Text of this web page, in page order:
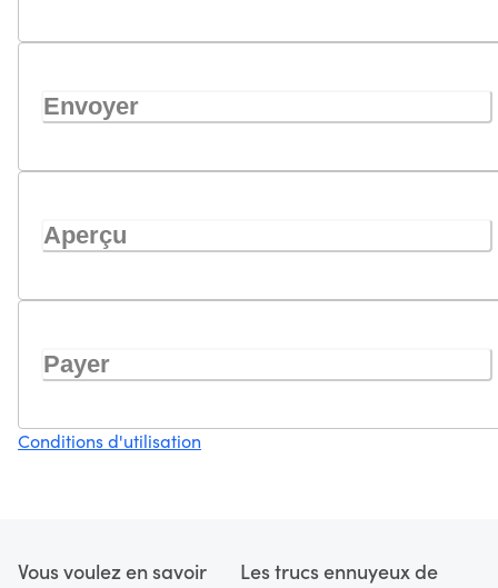
Envoyer
Aperçu
Payer
Conditions d'utilisation
Vous voulez en savoir
Les trucs ennuyeux de